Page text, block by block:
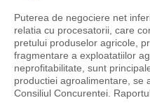
Puterea de negociere net
relatia cu procesatorii, care
pretului produselor agricole,
fragmentare a exploatatiilor
neprofitabilitate, sunt
productiei agroalimentare, se
Consiliul Concurentei.